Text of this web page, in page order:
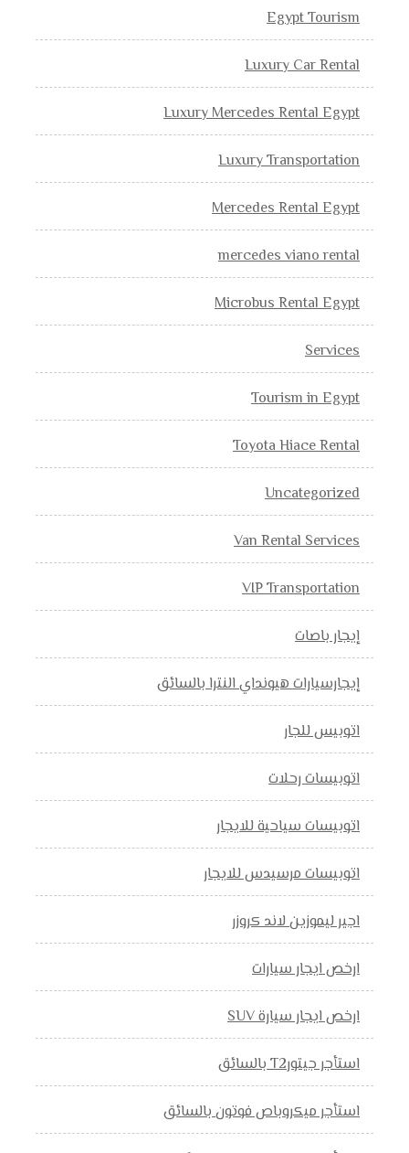
Egypt Tourism
Luxury Car Rental
Luxury Mercedes Rental Egypt
Luxury Transportation
Mercedes Rental Egypt
mercedes viano rental
Microbus Rental Egypt
Services
Tourism in Egypt
Toyota Hiace Rental
Uncategorized
Van Rental Services
VIP Transportation
إيجار باصات
إيجارسيارات هيونداي النترا بالسائق
اتوبيس للجار
اتوبيسات رحلات
اتوبيسات سياحية للايجار
اتوبيسات مرسيدس للايجار
اجير ليموزين لاند كروزر
ارخص ايجار سيارات
ارخص ايجار سيارة SUV
استأجر جيتورT2 بالسائق
استأجر ميكروباص فوتون بالسائق